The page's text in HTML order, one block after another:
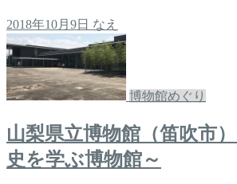
2018年10月9日 なえ
博物館めぐり
山梨県立博物館（笛吹市
史を学ぶ博物館～